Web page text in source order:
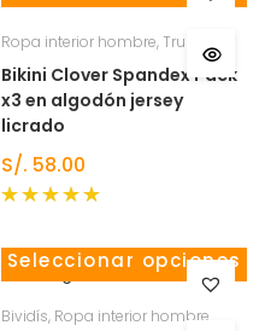
Ropa interior hombre, Trusas
Bikini Clover Spandex Pack
x3 en algodón jersey
licrado
S/. 58.00
de 5
Seleccionar opciones
Bividís, Ropa interior hombre